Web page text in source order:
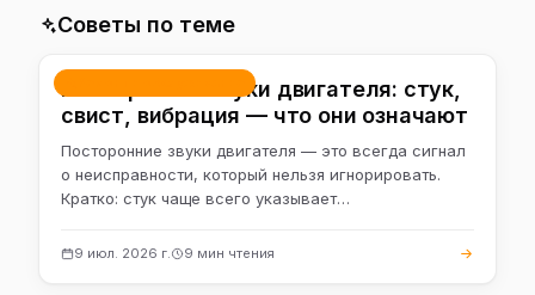
Советы по теме
Посторонние звуки двигателя: стук,
свист, вибрация — что они означают
Посторонние звуки двигателя — это всегда сигнал
о неисправности, который нельзя игнорировать.
Кратко: стук чаще всего указывает…
9 июл. 2026 г. 9 мин чтения